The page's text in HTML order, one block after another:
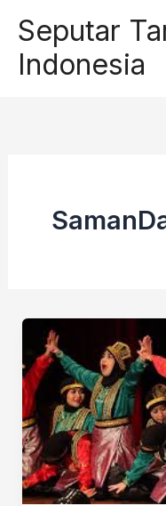
content
Seputar
Indonesia